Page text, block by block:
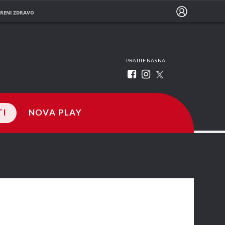
ZDRAVO
PRATITE NAS NA
NOVA PLAY